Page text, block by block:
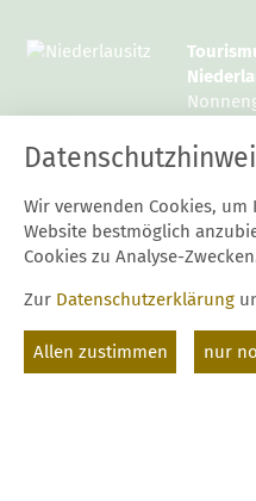
Fax: 03544 / 12997 20
E-Mail:
Cookie-Einstellungen
Wir verwenden Cookies,
Website bestmöglich
Cookies zu Analyse-
Zur Datenschutzerklärung
Allen zustimmen nur